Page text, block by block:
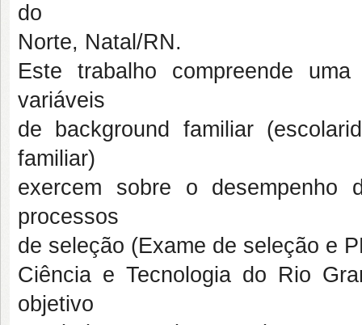
do
Norte, Natal/RN.
Este trabalho compreende
variáveis
de background familiar
familiar)
exercem sobre o desempenho
processos
de seleção (Exame de seleção e
Ciência e Tecnologia do Rio
objetivo